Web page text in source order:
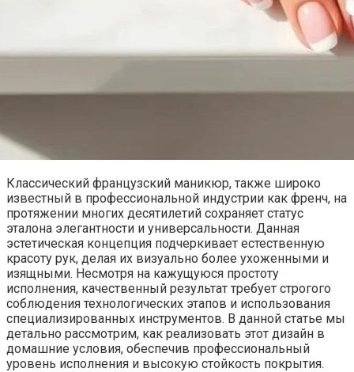
Классический французский маникюр, также широко
известный в профессиональной индустрии как френч, на
протяжении многих десятилетий сохраняет статус
эталона элегантности и универсальности. Данная
эстетическая концепция подчеркивает естественную
красоту рук, делая их визуально более ухоженными и
изящными. Несмотря на кажущуюся простоту
исполнения, качественный результат требует строгого
соблюдения технологических этапов и использования
специализированных инструментов. В данной статье мы
детально рассмотрим, как реализовать этот дизайн в
домашние условия, обеспечив профессиональный
уровень исполнения и высокую стойкость покрытия.